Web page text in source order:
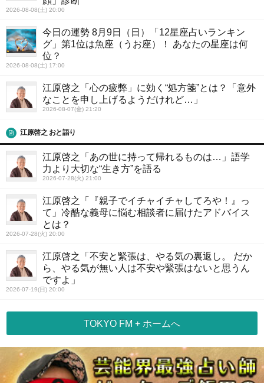
2026-08-08(土) 20:00
今日の運勢 8月9日（日）「12星座占いランキン
グ」第1位は魚座（うお座）！ あなたの星座は何
位？
2026-08-08(土) 17:00
江原啓之「心の疲弊」に効く“処方箋”とは？「意外
なことを申し上げるようだけれど…」
2026-08-07(金) 21:20
江原啓之 おと語り
江原啓之「あの世に持って帰れるものは…」語学
力より大切な“生き方”を語る
2026-07-28(火) 21:00
江原啓之「『親子でイチャイチャしてろや！』っ
て」冷酷な義母に悩む相談者に届けたアドバイス
とは？
2026-07-28(火) 20:00
江原啓之「不安と緊張は、やる気の裏返し。 だか
ら、やる気が無い人は不安や緊張はないと思うん
ですよ」
2026-07-19(日) 20:00
TOKYO FM + ホームへ